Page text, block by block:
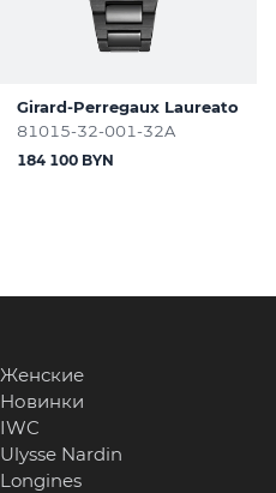
Girard-Perregaux Laureato
81015-32-001-32A
184 100 BYN
Женские
Новинки
IWC
Ulysse Nardin
Longines